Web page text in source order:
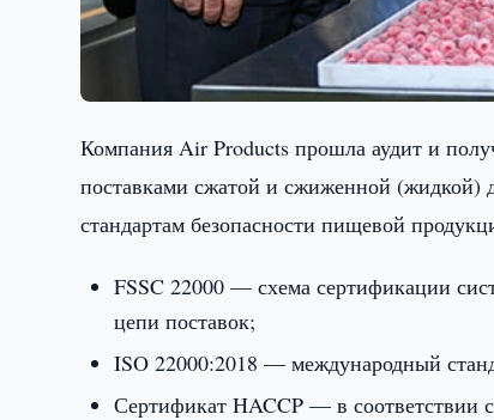
Компания Air Products прошла аудит и
поставками сжатой и сжиженной (жидкой)
стандартам безопасности пищевой
FSSC 22000 — схема сертификации
цепи поставок;
ISO 22000:2018 — международный
Сертификат HACCP — в соответствии